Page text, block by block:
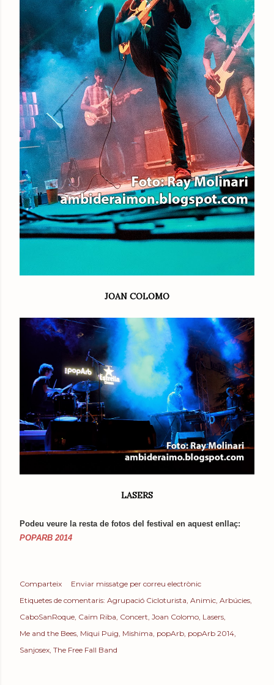
JOAN COLOMO
LASERS
Podeu veure la resta de fotos del festival en aquest enllaç:
POPARB 2014
Comparteix
Enviar missatge per correu electrònic
Etiquetes de comentaris: Agrupació Cicloturista Animic Arbúcies
CaboSanRoque Caïm Riba Concert Joan Colomo Lasers
Me and the Bees Miqui Puig Mishima popArb popArb 2014
Sanjosex The Free Fall Band